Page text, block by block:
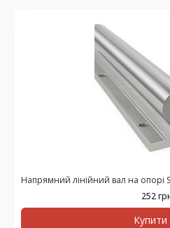
Напрямний лінійний вал на опорі
252
Купити